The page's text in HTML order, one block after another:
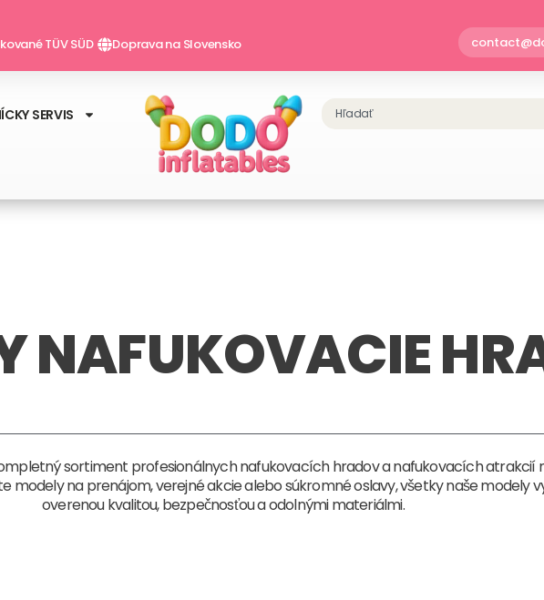
TÜV SÜD Doprava na Slovensko
SERVIS
Vyhľadať
NAFUKOVACIE
sortiment profesionálnych nafukovacích hradov a nafukovacích atrakcií
modely na prenájom, verejné akcie alebo súkromné oslavy, všetky naše modely
overenou kvalitou, bezpečnosťou a odolnými materiálmi.